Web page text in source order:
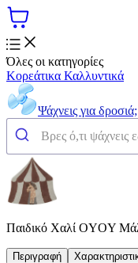
Όλες οι κατηγορίες
Κορεάτικα Καλλυντικά
Ψάχνεις για δροσιά;
Παιδικό Χαλί OYOY
Περιγραφή